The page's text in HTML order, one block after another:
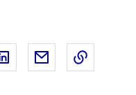
Facebooksur X (anciennement
Partager sur LinkedIn
Partager par